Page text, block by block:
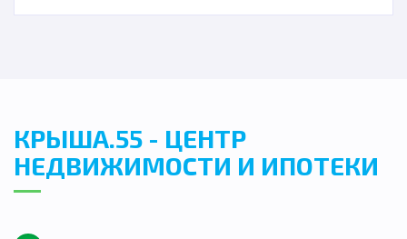
КРЫША.55 - ЦЕНТР
НЕДВИЖИМОСТИ И ИПОТЕКИ